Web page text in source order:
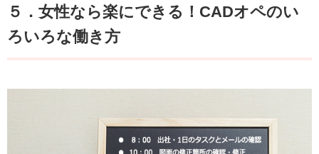
５．女性なら楽にできる！CADオペのい
ろいろな働き方